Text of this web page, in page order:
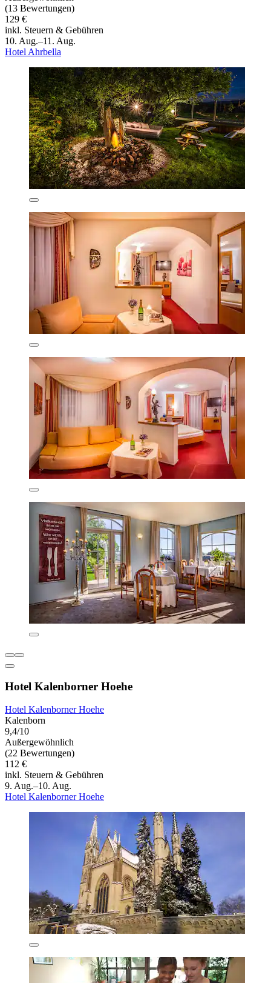
(13 Bewertungen)
129 €
inkl. Steuern & Gebühren
10. Aug.–11. Aug.
Hotel Ahrbella
Hotel Kalenborner Hoehe
Hotel Kalenborner Hoehe
Kalenborn
9,4/10
Außergewöhnlich
(22 Bewertungen)
112 €
inkl. Steuern & Gebühren
9. Aug.–10. Aug.
Hotel Kalenborner Hoehe